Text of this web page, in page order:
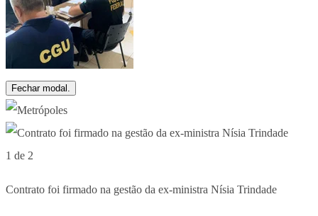
Fechar modal.
1 de 2
Contrato foi firmado na gestão da ex-ministra Nísia Trindade